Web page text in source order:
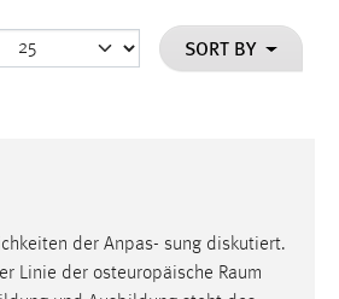
SORT BY
der Anpas- sung diskutiert.
Linie der osteuropäische Raum